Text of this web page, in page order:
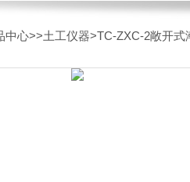
中心>>土工仪器>TC-ZXC-2敞开式